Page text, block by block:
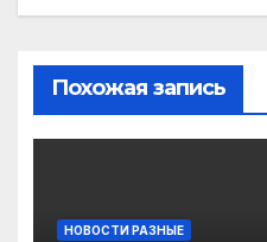
Похожая запись
НОВОСТИ РАЗНЫЕ